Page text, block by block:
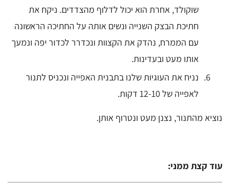
שוקולד, אחרת הוא יכול לדלוף מהצדדים. ניקח את
חתיכת הבצק השנייה ונשים אותה על החתיכה הראשונה
עם הממרח, נהדק את הקצוות ונכדרר לכדור יפה ונמעך
אותו מעט ובעדינות.
נניח את העוגיות שלנו בתבנית האפייה ונכניס לתנור
לאפייה של 12-10 דקות.
נוציא מהתנור, נצנן מעט ונטרוף אותן.
עוד קצת ממני: